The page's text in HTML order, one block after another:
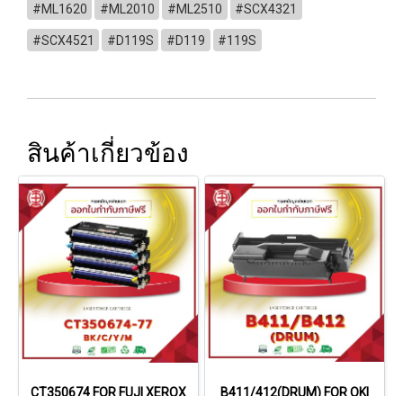
#ML1620 #ML2010 #ML2510 #SCX4321
#SCX4521 #D119S #D119 #119S
สินค้าเกี่ยวข้อง
CT350674 FOR FUJI XEROX B411/412(DRUM) FOR OKI